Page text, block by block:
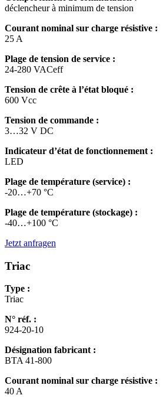
déclencheur à minimum de tension
Courant nominal sur charge résistive :
25 A
Plage de tension de service :
24-280 VACeff
Tension de crête à l’état bloqué :
600 Vcc
Tension de commande :
3…32 V DC
Indicateur d’état de fonctionnement :
LED
Plage de température (service) :
-20…+70 °C
Plage de température (stockage) :
-40…+100 °C
Jetzt anfragen
Triac
Type :
Triac
N° réf. :
924-20-10
Désignation fabricant :
BTA 41-800
Courant nominal sur charge résistive :
40 A